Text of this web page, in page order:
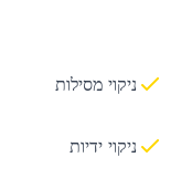
ניקוי מסילות
ניקוי ידיות